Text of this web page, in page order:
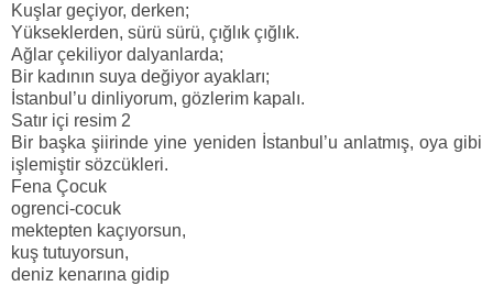
Kuşlar geçiyor, derken;
Yükseklerden, sürü sürü, çığlık çığlık.
Ağlar çekiliyor dalyanlarda;
Bir kadının suya değiyor ayakları;
İstanbul’u dinliyorum, gözlerim kapalı.
Satır içi resim 2
Bir başka şiirinde yine yeniden İstanbul’u anlatmış, oya gibi
işlemiştir sözcükleri.
Fena Çocuk
ogrenci-cocuk
mektepten kaçıyorsun,
kuş tutuyorsun,
deniz kenarına gidip